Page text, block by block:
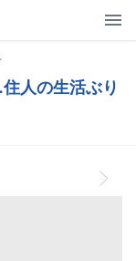
人の生活ぶり